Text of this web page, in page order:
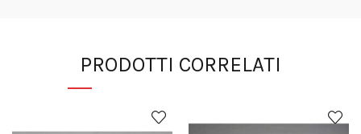
PRODOTTI CORRELATI